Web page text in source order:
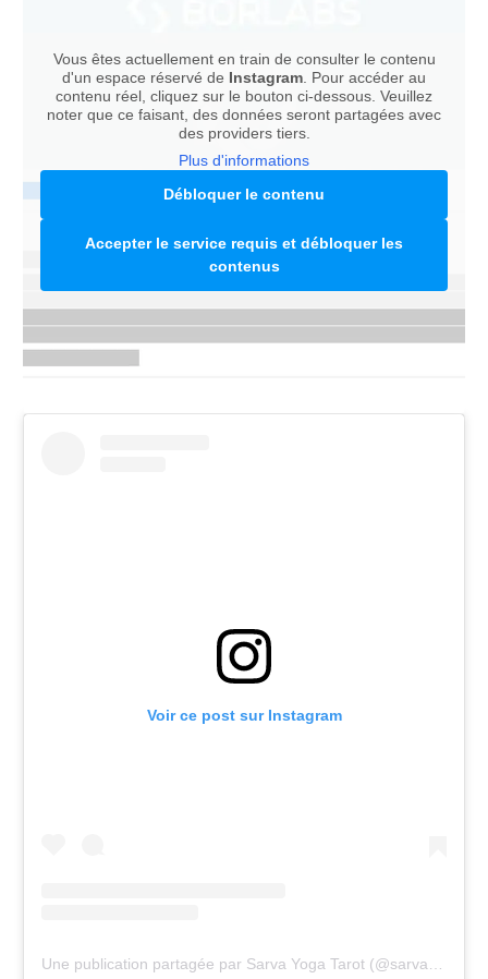
Vous êtes actuellement en train de consulter le contenu
d'un espace réservé de Instagram . Pour accéder au
contenu réel, cliquez sur le bouton ci-dessous. Veuillez
noter que ce faisant, des données seront partagées avec
des providers tiers.
Plus d'informations
Débloquer le contenu
Accepter le service requis et débloquer les
contenus
Voir ce post sur Instagram